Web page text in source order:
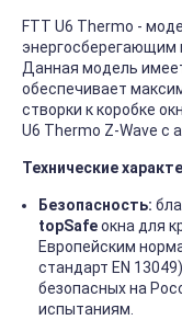
FTT U6 Thermo -
энергосберегающим
Данная модель
обеспечивает
створки к коробке
U6 Thermo Z-Wave с
Технические
Безопасность:
topSafeокна для
Европейским
стандарт EN
безопасных на
испытаниям.